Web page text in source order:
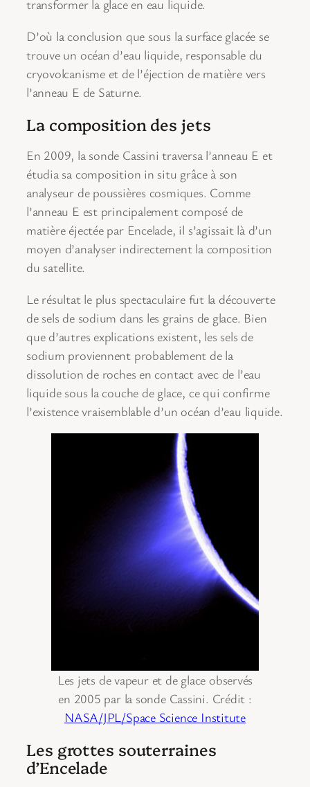
transformer la glace en eau liquide.
D’où la conclusion que sous la surface glacée se
trouve un océan d’eau liquide, responsable du
cryovolcanisme et de l’éjection de matière vers
l’anneau E de Saturne.
La composition des jets
En 2009, la sonde Cassini traversa l’anneau E et
étudia sa composition in situ grâce à son
analyseur de poussières cosmiques. Comme
l’anneau E est principalement composé de
matière éjectée par Encelade, il s’agissait là d’un
moyen d’analyser indirectement la composition
du satellite.
Le résultat le plus spectaculaire fut la découverte
de sels de sodium dans les grains de glace. Bien
que d’autres explications existent, les sels de
sodium proviennent probablement de la
dissolution de roches en contact avec de l’eau
liquide sous la couche de glace, ce qui confirme
l’existence vraisemblable d’un océan d’eau liquide.
Les jets de vapeur et de glace observés
en 2005 par la sonde Cassini. Crédit :
NASA/JPL/Space Science Institute
Les grottes souterraines
d’Encelade